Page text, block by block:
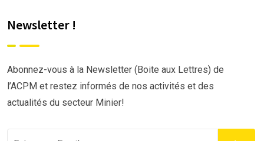
Newsletter !
Abonnez-vous à la Newsletter (Boite aux Lettres) de
l’ACPM et restez informés de nos activités et des
actualités du secteur Minier!